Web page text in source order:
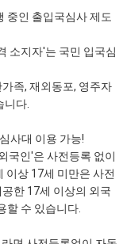
중인 출입국심사 제도
소지자'는 국민 입국심
족, 재외동포, 영주자
니다.
사대 이용 가능!
국인'은 사전등록 없이
이상 17세 미만은 사전
한 17세 이상의 외국
할 수 있습니다.